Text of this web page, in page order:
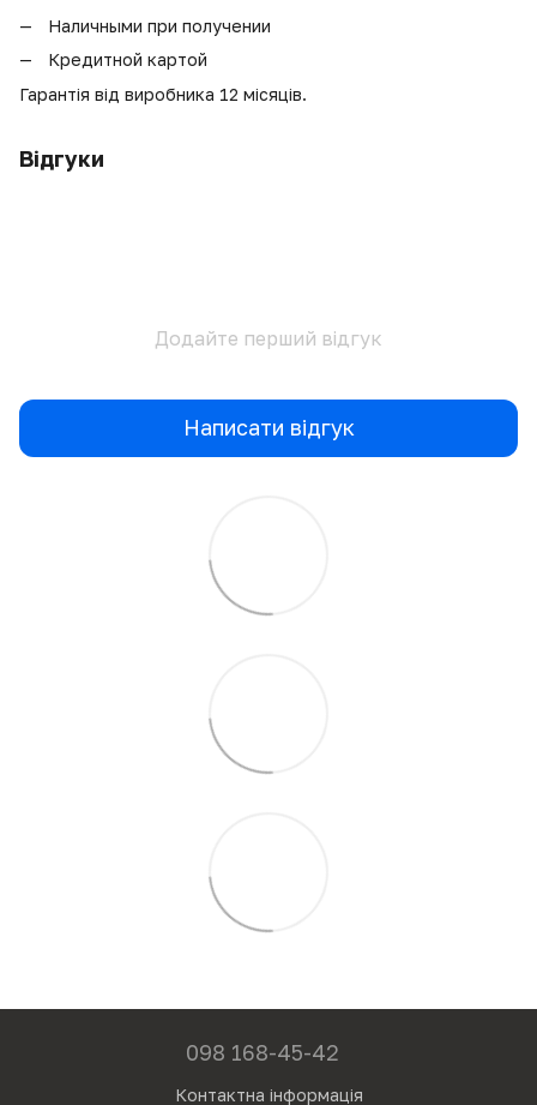
Наличными при получении
Кредитной картой
Гарантія від виробника 12 місяців.
Відгуки
Додайте перший відгук
Написати відгук
098 168-45-42
Контактна інформація